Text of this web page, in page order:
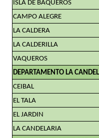
ISLA DE BAQUEROS
CAMPO ALEGRE
LA CALDERA
LA CALDERILLA
VAQUEROS
DEPARTAMENTO LA
CEIBAL
EL TALA
EL JARDIN
LA CANDELARIA